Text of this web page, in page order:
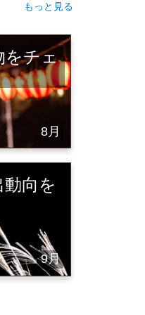
もっと見る
をチェ
8月
向を
9月